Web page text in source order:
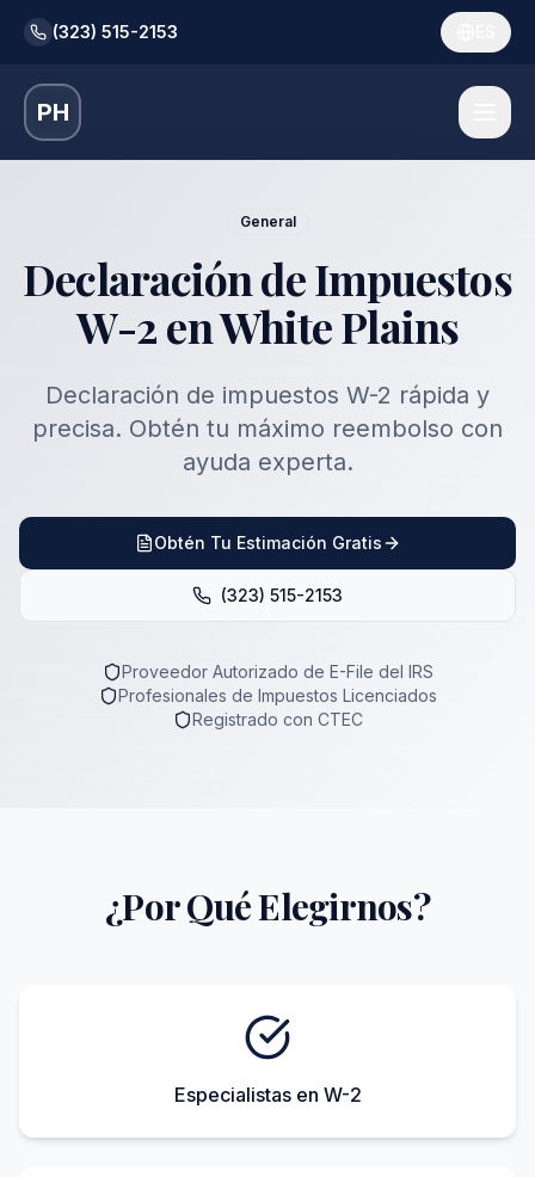
(323) 515-2153
PH
General
Declaración de Impuestos
W-2 en White Plains
Declaración de impuestos W-2 rápida y
precisa. Obtén tu máximo reembolso con
ayuda experta.
Obtén Tu Estimación Gratis
(323) 515-2153
Proveedor Autorizado de E-File del IRS
Profesionales de Impuestos Licenciados
Registrado con CTEC
¿Por Qué Elegirnos?
Especialistas en W-2